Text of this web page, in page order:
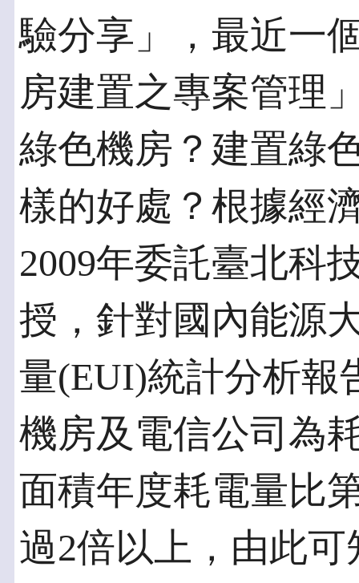
驗分享」，最近一
房建置之專案管理
綠色機房？建置綠
樣的好處？根據經
2009年委託臺北科
授，針對國內能源
量(EUI)統計分析報
機房及電信公司為
面積年度耗電量比
過2倍以上，由此